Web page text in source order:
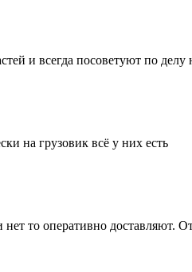
и всегда посоветуют по
на грузовик всё у них есть
то оперативно доставляют.